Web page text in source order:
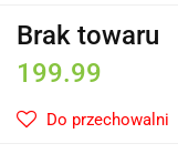
Brak towaru
199.99
Do przechowalni